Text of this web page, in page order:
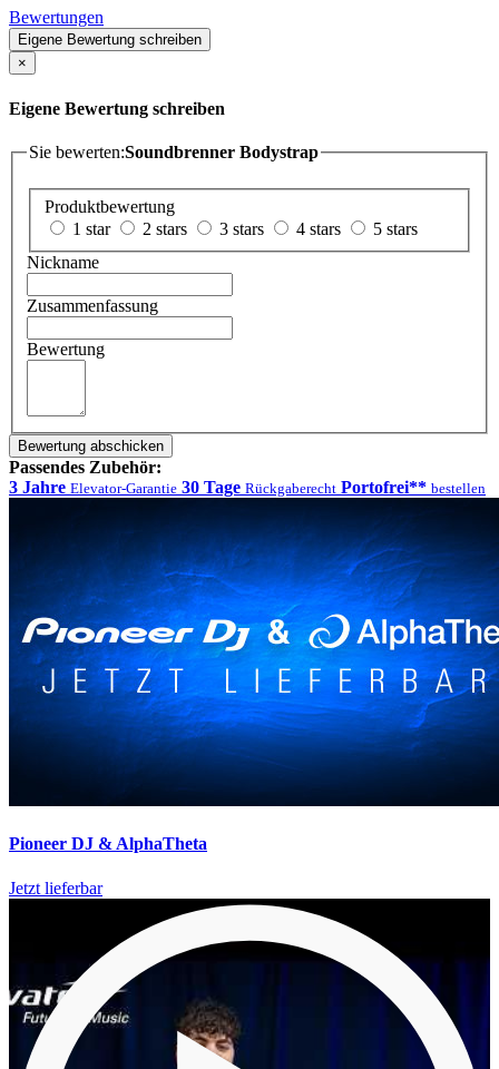
Bewertungen
Eigene Bewertung schreiben
×
Eigene Bewertung schreiben
Sie bewerten:Soundbrenner Bodystrap
Produktbewertung
1 star
2 stars 3 stars 4 stars
5 stars
Nickname
Zusammenfassung
Bewertung
Bewertung abschicken
Passendes Zubehör:
3 Jahre Elevator-Garantie 30 Tage Rückgaberecht Portofrei** bestellen
Pioneer DJ & AlphaTheta
Jetzt lieferbar